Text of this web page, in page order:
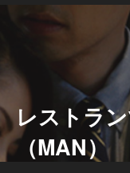
レストラ
（MAN）